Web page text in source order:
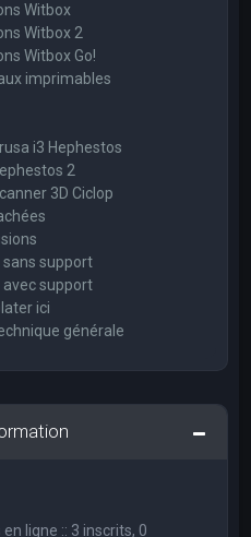
Witbox
Witbox 2
Witbox Go!
imprimables
i3 Hephestos
2
3D Ciclop
sans support
avec support
ici
générale
ligne :: 3 inscrits, 0